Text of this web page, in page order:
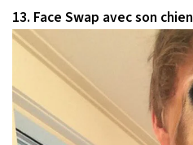
13. Face Swap avec son chien